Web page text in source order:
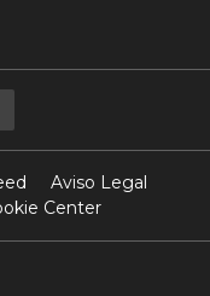
Aviso Legal
Center